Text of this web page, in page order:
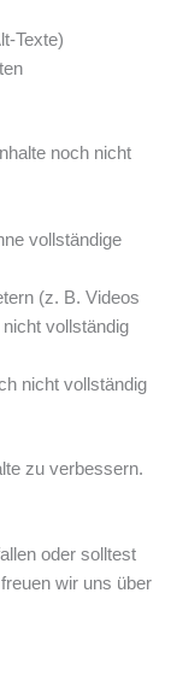
Texte)
noch nicht
vollständige
(z. B. Videos
vollständig
nicht vollständig
zu verbessern.
oder solltest
wir uns über